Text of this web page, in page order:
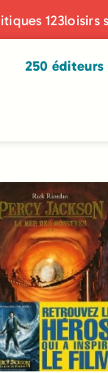
250 éditeurs